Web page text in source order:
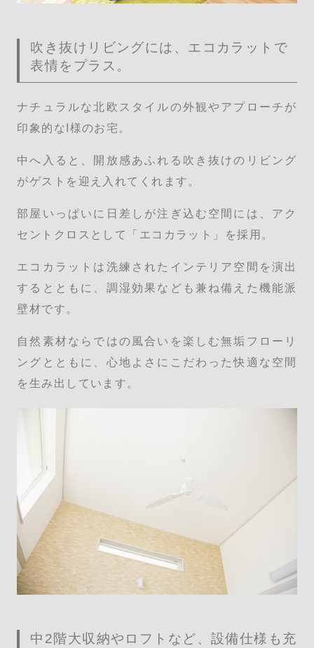
吹き抜けリビングには、エコカラットで
表情をプラス。
ナチュラルな北欧スタイルの外観やアプローチが
印象的なI様のお宅。
中へ入ると、開放感あふれる吹き抜けのリビング
がゲストを迎え入れてくれます。
部屋いっぱいに日差しが注ぎ込む空間には、アク
セントクロスとして「エコカラット」を採用。
エコカラットは洗練されたインテリア空間を演出
するとともに、調湿効果なども兼ね備えた機能派
壁材です。
自然素材ならではの風合いを楽しむ無垢フローリ
ングとともに、心地よさにこだわった快適な空間
を生み出しています。
中2階大収納やロフトなど、設備仕様も充